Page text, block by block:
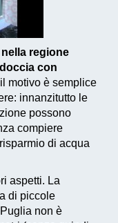
nella regione
con
motivo è semplice
innanzitutto le
possono
compiere
di acqua
aspetti. La
di piccole
non è